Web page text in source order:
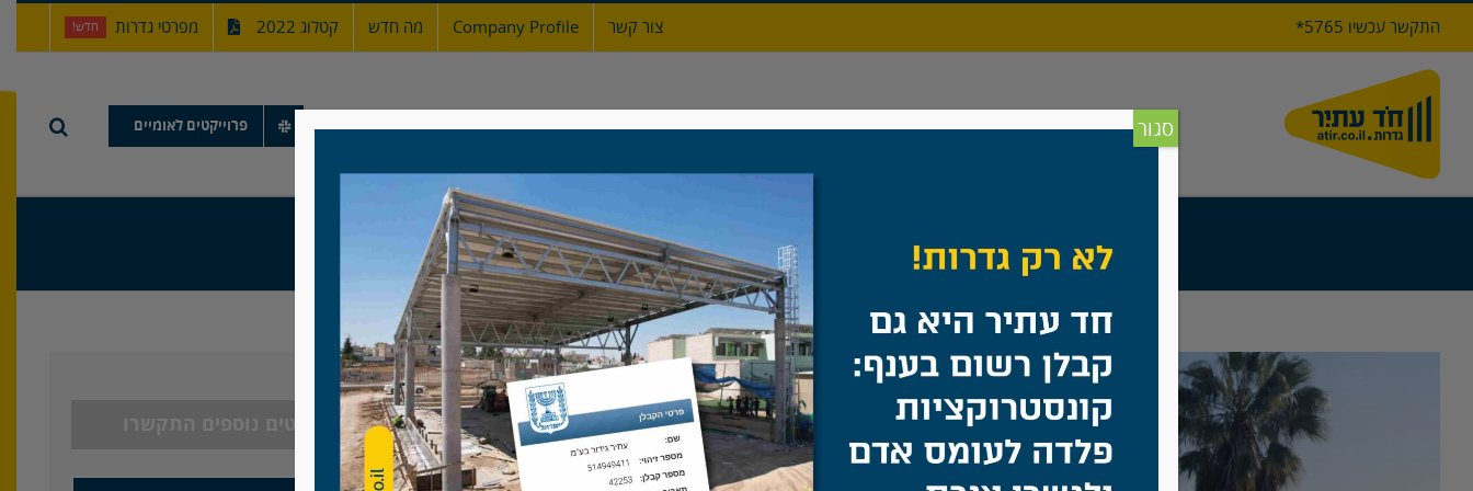
לתוכןהתקשר עכשיו 5765* צור קשר Company Profile מה חדש קטלוג 2022 מפרטי גדרות חדש!
דף הבית אודות גדרות מעקות ברזל שערים תיק עבודות פרוייקטים לאומיים
גדר רשת פלדה עם קרן
בית / גדר ביטחון,גדר מוסדות ציבור,גידור מתקנים בטחוניים / גדר רשת פלדה עם קרן
סגור